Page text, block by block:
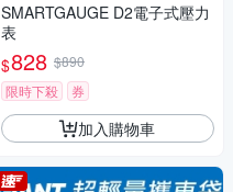
SMARTGAUGE D2電子式壓力
表
$828 $890
限時下殺
券
加入購物車